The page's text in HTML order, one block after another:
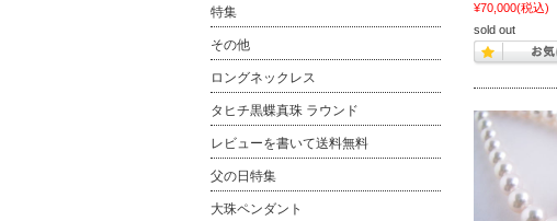
¥70,000(税込)
sold out
特集
その他
ロングネックレス
タヒチ黒蝶真珠 ラウンド
レビューを書いて送料無料
父の日特集
大珠ペンダント